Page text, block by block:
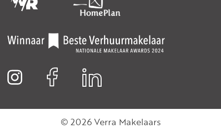
© 2026 Verra Makelaars